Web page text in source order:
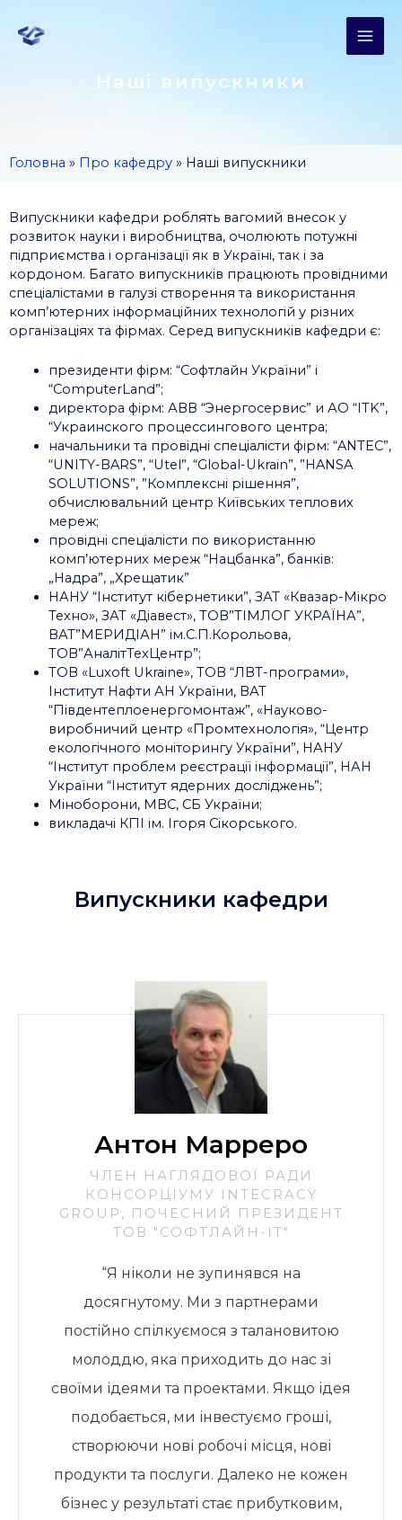
Наші випускники
Головна » Про кафедру » Наші випускники
Випускники кафедри роблять вагомий внесок у
розвиток науки і виробництва, очолюють потужні
підприємства і організації як в Україні, так і за
кордоном. Багато випускників працюють провідними
спеціалістами в галузі створення та використання
комп’ютерних інформаційних технологій у різних
організаціях та фірмах. Серед випускників кафедри є:
президенти фірм: “Софтлайн України” і
“ComputerLand”;
директора фірм: АВВ “Энергосервис” и АО “ITK”,
“Украинского процессингового центра;
начальники та провідні спеціалісти фірм: “ANTEC”,
“UNITY-BARS”, “Utel”, “Global-Ukrain”, ”HANSA
SOLUTIONS”, ”Комплексні рішення”,
обчислювальний центр Київських теплових
мереж;
провідні спеціалісти по використанню
комп’ютерних мереж “Нацбанка”, банків:
„Надра”, „Хрещатик”
НАНУ “Інститут кібернетики”, ЗАТ «Квазар-Мікро
Техно», ЗАТ «Діавест», ТОВ”ТІМЛОГ УКРАЇНА”,
ВАТ”МЕРИДІАН” ім.С.П.Корольова,
ТОВ”АналітТехЦентр”;
ТОВ «Luxoft Ukraine», ТОВ “ЛВТ-програми»,
Інститут Нафти АН України, ВАТ
“Південтеплоенергомонтаж”, «Науково-
виробничий центр «Промтехнологія», “Центр
екологічного моніторингу України”, НАНУ
“Інститут проблем реєстрації інформації”, НАН
України “Інститут ядерних досліджень”;
Міноборони, МВС, СБ України;
викладачі КПІ ім. Ігоря Сікорського.
Випускники кафедри
Антон Марреро
ЧЛЕН НАГЛЯДОВОЇ РАДИ
КОНСОРЦІУМУ INTECRACY
GROUP, ПОЧЕСНИЙ ПРЕЗИДЕНТ
ТОВ "СОФТЛАЙН-ІТ"
“Я ніколи не зупинявся на
досягнутому. Ми з партнерами
постійно спілкуємося з талановитою
молоддю, яка приходить до нас зі
своїми ідеями та проектами. Якщо ідея
подобається, ми інвестуємо гроші,
створюючи нові робочі місця, нові
продукти та послуги. Далеко не кожен
бізнес у результаті стає прибутковим,